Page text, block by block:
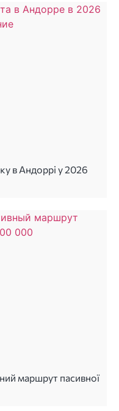
в Андоррі у 2026
маршрут пасивної